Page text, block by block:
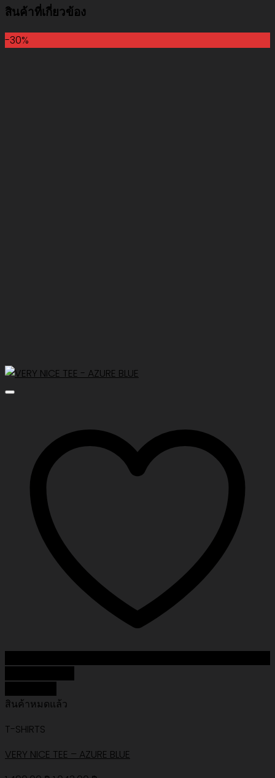
สินค้าที่เกี่ยวข้อง
-30%
สินค้าหมดแล้ว
T-SHIRTS
VERY NICE TEE – AZURE BLUE